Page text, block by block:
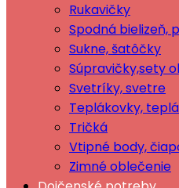
Rukavičky
Spodná bielizeň,
Sukne, šatôčky
Súpravičky,sety
Svetríky, svetre
Teplákovky,
Tričká
Vtipné body,
Zimné oblečenie